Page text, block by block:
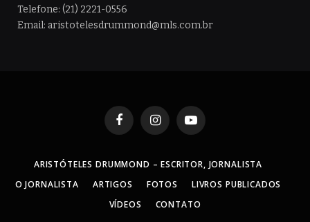
Telefone: (21) 2221-0556
Email: aristotelesdrummond@mls.com.br
FacebookInstagramYouTube
ARISTÓTELES DRUMMOND – ESCRITOR, JORNALISTA
O JORNALISTA
ARTIGOS FOTOS
LIVROS PUBLICADOS
VÍDEOS
CONTATO